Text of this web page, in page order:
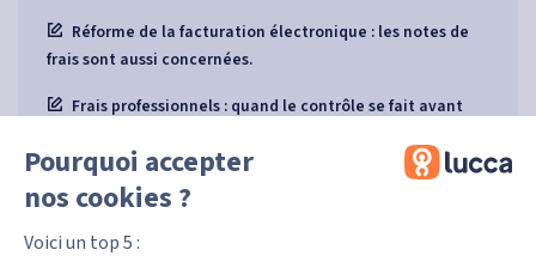
Pourquoi accepter
nos cookies ?
Voici un top 5 :
Réforme de la facturation électronique : les notes de
frais sont aussi concernées.
Frais professionnels : quand le contrôle se fait avant
Lucca Principles : 9 principes pour guider nos prises de
décisions